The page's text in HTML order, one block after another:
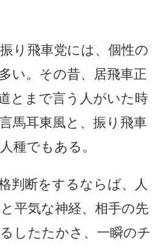
り飛車党には、個性の
い。その昔、居飛車正
とまで言う人がいた時
馬耳東風と、振り飛車
種でもある。
判断をするならば、人
平気な神経、相手の先
したたかさ、一瞬のチ